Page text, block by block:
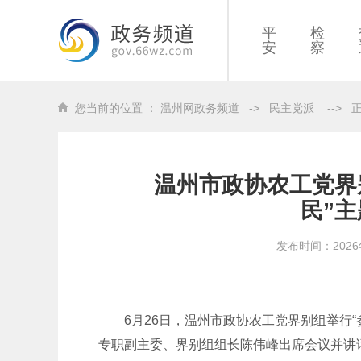
平
安
检
察
您当前的位置 ： 温州网政务频道 -> 民主党派 -->
温州市政协农工党
民”
发布时间：
6月26日，温州市政协农工党界别组举行
专职副主委、界别组组长陈伟峰出席会议并